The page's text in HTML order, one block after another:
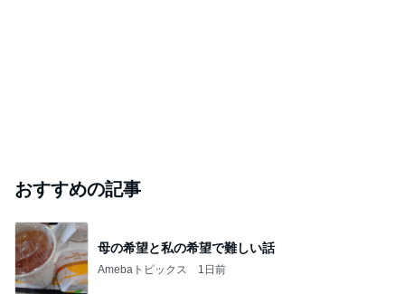
おすすめの記事
母の希望と私の希望で難しい話
Amebaトピックス 1日前